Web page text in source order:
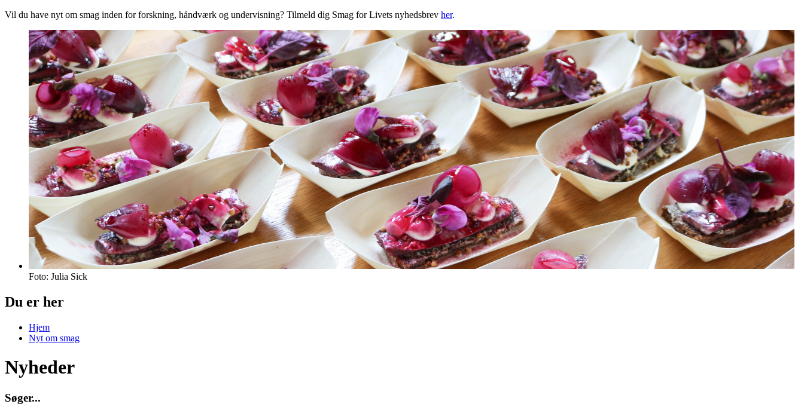
Vil du have nyt om smag inden for forskning, håndværk og undervisning? Tilmeld dig Smag for Livets nyhedsbrev her.
Foto: Julia Sick
Du er her
Hjem
Nyt om smag
Nyheder
Søger...